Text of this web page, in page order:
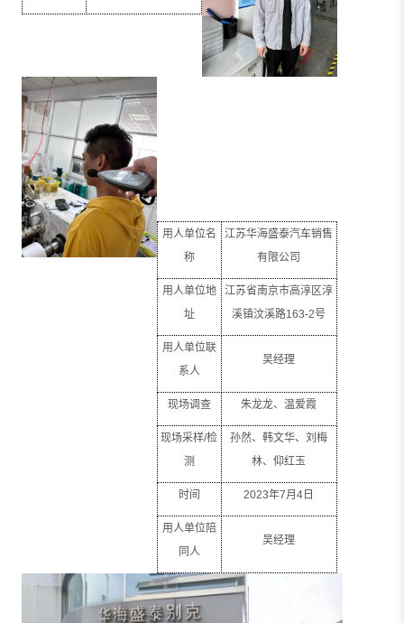
用人单位名
称
江苏华海盛泰汽车销售
有限公司
用人单位地
址
江苏省南京市高淳区淳
溪镇汶溪路163-2号
用人单位联
系人
吴经理
现场调查 朱龙龙、温爱霞
现场采样/检
测
孙然、韩文华、刘梅
林、仰红玉
时间 2023年7月4 日
用人单位陪
同人
吴经理